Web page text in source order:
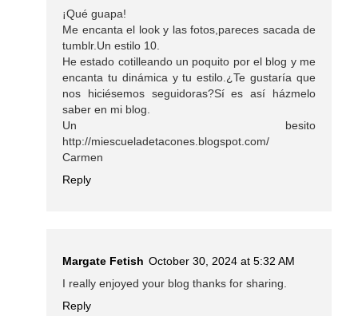
¡Qué guapa!
Me encanta el look y las fotos,pareces sacada de
tumblr.Un estilo 10.
He estado cotilleando un poquito por el blog y me
encanta tu dinámica y tu estilo.¿Te gustaría que
nos hiciésemos seguidoras?Sí es así házmelo
saber en mi blog.
Un besito
http://miescueladetacones.blogspot.com/
Carmen
Reply
Margate Fetish October 30, 2024 at 5:32 AM
I really enjoyed your blog thanks for sharing.
Reply